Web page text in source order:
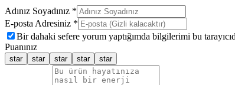
Adınız Soyadınız *
E-posta Adresiniz *
Bir dahaki sefere yorum yaptığımda bilgilerimi bu
Puanınız
star star star star star